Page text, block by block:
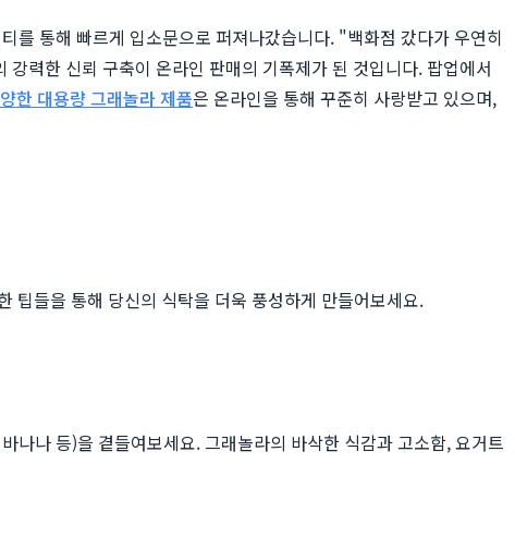
를 통해 빠르게 입소문으로 퍼져나갔습니다. "백화점 갔다가 우연히
력한 신뢰 구축이 온라인 판매의 기폭제가 된 것입니다. 팝업에서
한 대용량 그래놀라 제품은 온라인을 통해 꾸준히 사랑받고 있으며,
팁들을 통해 당신의 식탁을 더욱 풍성하게 만들어보세요.
나나 등)을 곁들여보세요. 그래놀라의 바삭한 식감과 고소함, 요거트